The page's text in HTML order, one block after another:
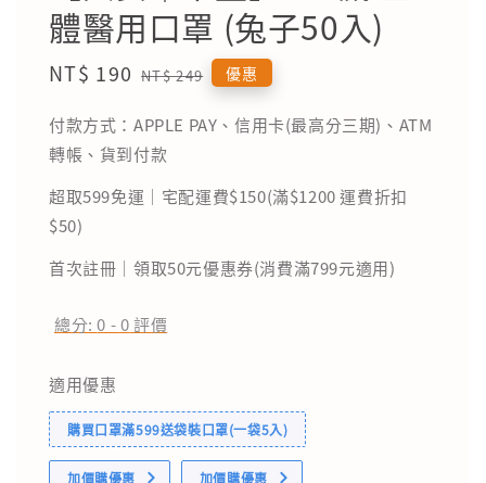
體醫用口罩 (兔子50入)
Sale
NT$ 190 Regular
NT$ 249 優惠
付款方式：APPLE PAY、信用卡(最高分三期)、ATM
轉帳、貨到付款
超取599免運｜宅配運費$150(滿$1200 運費折扣
$50)
首次註冊｜領取50元優惠券(消費滿799元適用)
總分:0 -0評價
適用優惠
購買口罩滿599送袋裝口罩(一袋5入)
加價購優惠 加價購優惠